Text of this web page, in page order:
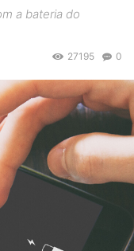
a bateria do
0
27195